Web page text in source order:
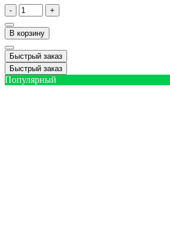
- +
В корзину
Быстрый заказ
Быстрый заказ
Популярный